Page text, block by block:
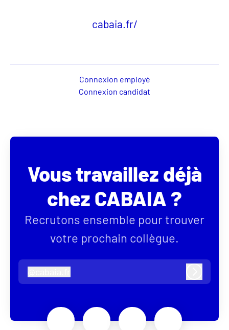
cabaia.fr/
Connexion employé
Connexion candidat
Vous travaillez déjà
chez CABAIA ?
Recrutons ensemble pour trouver
votre prochain collègue.
cabaia.fr